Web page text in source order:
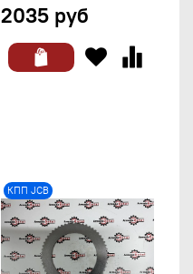
2035 руб
КПП JCB